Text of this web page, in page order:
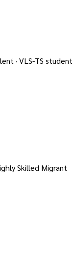
· VLS-TS student
Skilled Migrant